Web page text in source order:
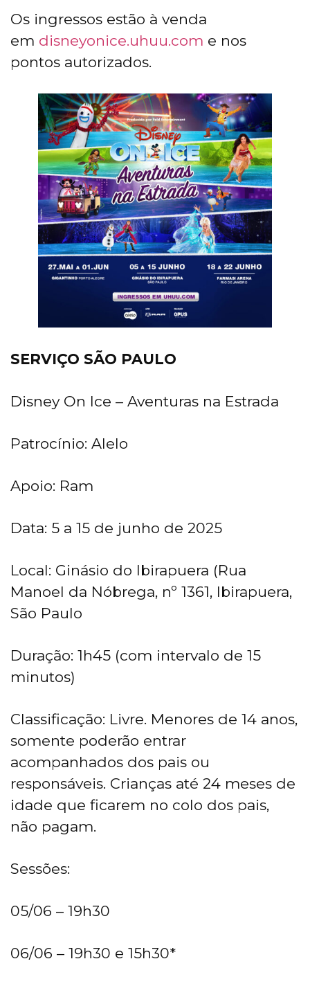
Os ingressos estão à venda
em disneyonice.uhuu.com e nos
pontos autorizados.
SERVIÇO SÃO PAULO
Disney On Ice – Aventuras na Estrada
Patrocínio: Alelo
Apoio: Ram
Data: 5 a 15 de junho de 2025
Local: Ginásio do Ibirapuera (Rua
Manoel da Nóbrega, nº 1361, Ibirapuera,
São Paulo
Duração: 1h45 (com intervalo de 15
minutos)
Classificação: Livre. Menores de 14 anos,
somente poderão entrar
acompanhados dos pais ou
responsáveis. Crianças até 24 meses de
idade que ficarem no colo dos pais,
não pagam.
Sessões:
05/06 – 19h30
06/06 – 19h30 e 15h30*